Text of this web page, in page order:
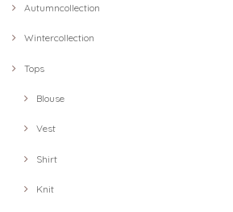
Autumncollection
Wintercollection
Tops
Blouse
Vest
Shirt
Knit